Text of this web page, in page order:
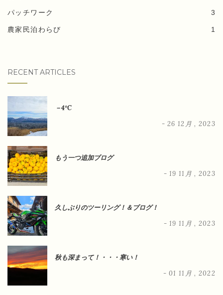
パッチワーク 3
農家民泊わらび 1
RECENT ARTICLES
－4°C
- 26 12月 , 2023
もう一つ追加ブログ
- 19 11月 , 2023
久しぶりのツーリング！＆ブログ！
- 19 11月 , 2023
秋も深まって！・・・寒い！
- 01 11月 , 2022